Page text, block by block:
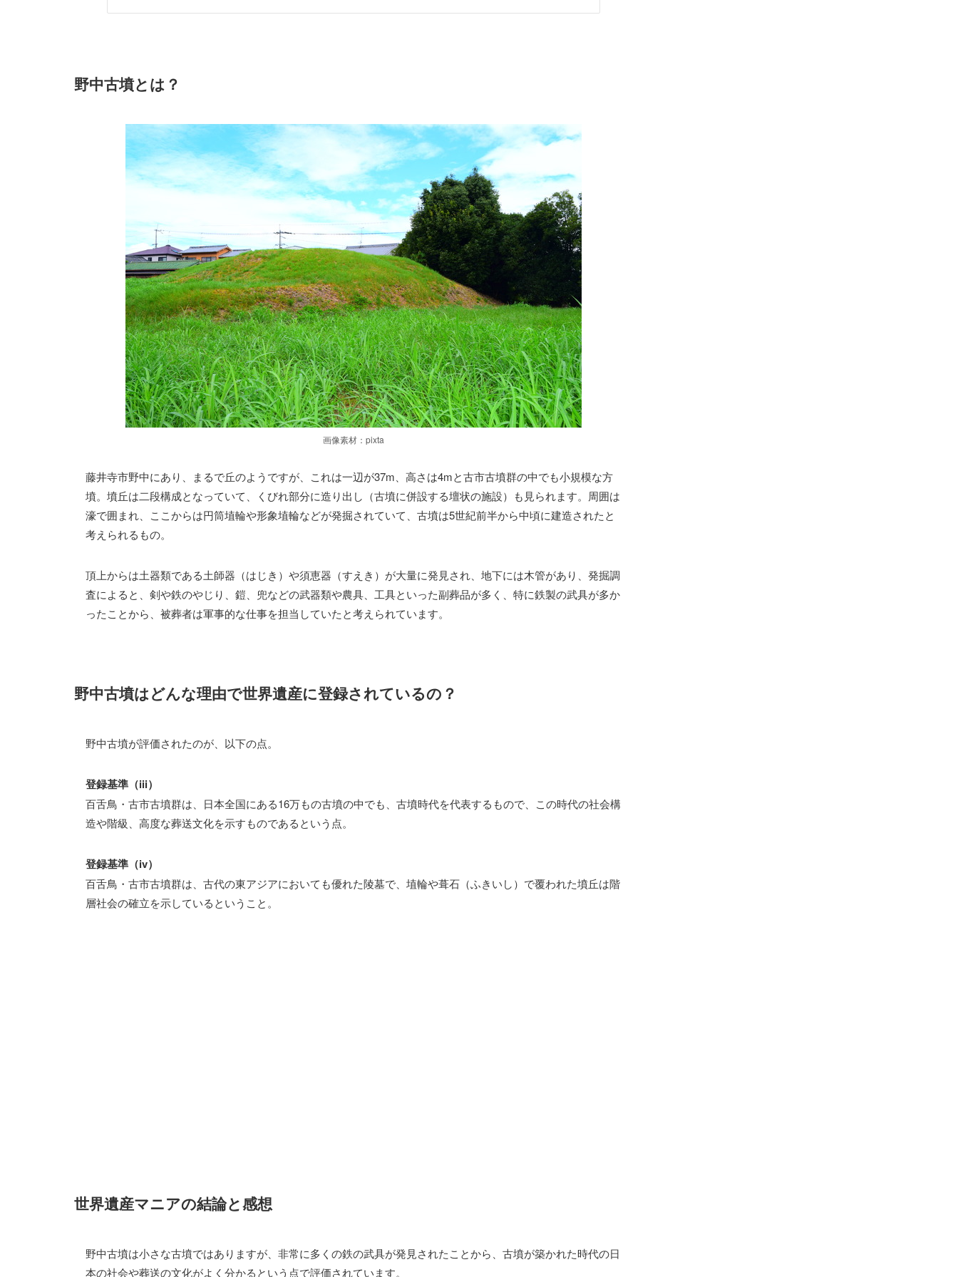
野中古墳とは？
画像素材：pixta
藤井寺市野中にあり、まるで丘のようですが、これは一辺が37m、高さは4mと古市古墳群の中でも小規模な方
墳。墳丘は二段構成となっていて、くびれ部分に造り出し（古墳に併設する壇状の施設）も見られます。周囲は
濠で囲まれ、ここからは円筒埴輪や形象埴輪などが発掘されていて、古墳は5世紀前半から中頃に建造されたと
考えられるもの。
頂上からは土器類である土師器（はじき）や須恵器（すえき）が大量に発見され、地下には木管があり、発掘調
査によると、剣や鉄のやじり、鎧、兜などの武器類や農具、工具といった副葬品が多く、特に鉄製の武具が多か
ったことから、被葬者は軍事的な仕事を担当していたと考えられています。
野中古墳はどんな理由で世界遺産に登録されているの？
野中古墳が評価されたのが、以下の点。
登録基準（iii）
百舌鳥・古市古墳群は、日本全国にある16万もの古墳の中でも、古墳時代を代表するもので、この時代の社会構
造や階級、高度な葬送文化を示すものであるという点。
登録基準（iv）
百舌鳥・古市古墳群は、古代の東アジアにおいても優れた陵墓で、埴輪や葺石（ふきいし）で覆われた墳丘は階
層社会の確立を示しているということ。
世界遺産マニアの結論と感想
野中古墳は小さな古墳ではありますが、非常に多くの鉄の武具が発見されたことから、古墳が築かれた時代の日
本の社会や葬送の文化がよく分かるという点で評価されています。